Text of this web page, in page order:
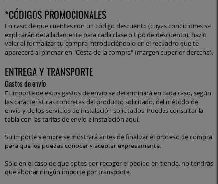
*CÓDIGOS PROMOCIONALES
En caso de que cuentes con un código descuento (cuyas condiciones se
explicarán detalladamente para cada clase o tipo de descuento), hazlo
valer al formalizar tu compra introduciéndolo en el recuadro que te
aparecerá al pinchar en "Cesta de la compra" (margen superior derecha).
ENTREGA Y TRANSPORTE
Gastos de envío
El importe de estos gastos de envío se determinará en cada caso, según
las características concretas del producto solicitado, del método de
envío y de los servicios de instalación solicitados. Puedes consultar la
tabla con las tarifas de envío e instalación aquí.
Su importe siempre se mostrará antes de finalizar el proceso de compra
para que los puedas conocer y aceptar expresamente.
Sólo en el caso de que optes por recoger el pedido en tienda, no tendrás
que abonar ningún importe por transporte.